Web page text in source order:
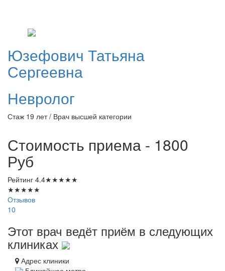
Юзефович Татьяна
Сергеевна
Невролог
Стаж 19 лет / Врач высшей категории
Стоимость приема - 1800
Руб
Рейтинг 4.4★★★★★
★★★★★
Отзывов
10
Этот врач ведёт приём в следующих
клиниках
Адрес клиники